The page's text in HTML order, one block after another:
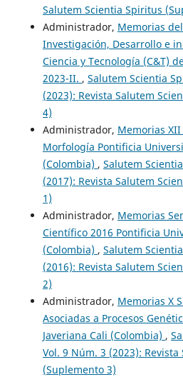
Salutem Scientia Spiritus
Administrador, Memorias
Investigación, Desarrollo e
Ciencia y Tecnología (C&T)
2023-II. , Salutem Scientia
(2023): Revista Salutem
4)
Administrador, Memorias
Morfología Pontificia
(Colombia) , Salutem
(2017): Revista Salutem
1)
Administrador, Memorias
Científico 2016 Pontificia
(Colombia) , Salutem
(2016): Revista Salutem
2)
Administrador, Memorias X
Asociadas a Procesos
Javeriana Cali (Colombia) ,
Vol. 9 Núm. 3 (2023):
(Suplemento 3)